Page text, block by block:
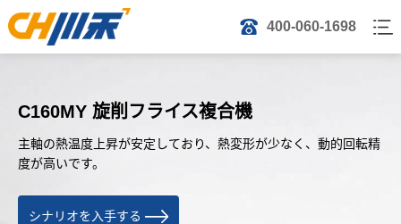
400-060-1698
C160MY 旋削フライス複合機
主軸の熱温度上昇が安定しており、熱変形が少なく、動的回転精
度が高いです。
シナリオを入手する